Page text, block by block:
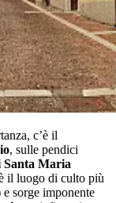
c’è il
, sulle pendici
Santa Maria
il luogo di culto più
sorge imponente